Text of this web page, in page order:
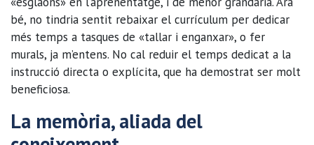
bé, no tindria sentit rebaixar el currículum per dedicar
més temps a tasques de «tallar i enganxar», o fer
murals, ja m’entens. No cal reduir el temps dedicat a la
instrucció directa o explícita, que ha demostrat ser molt
beneficiosa.
La memòria, aliada del